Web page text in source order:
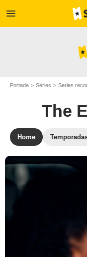
menu
Portada Series Series
The
Home